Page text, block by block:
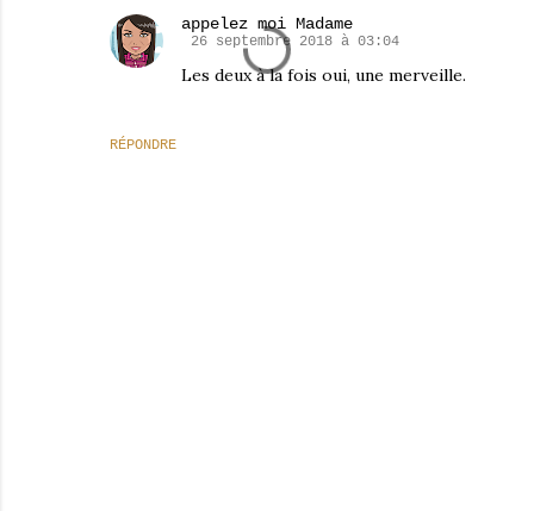
RÉPONDRE
appelez moi Madame
26 septembre 2018 à 03:04
Les deux à la fois oui, une merveille.